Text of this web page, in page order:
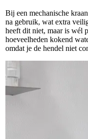
Bij een mechanische
na gebruik, wat extra
heeft dit niet, maar is wél
hoeveelheden kokend
omdat je de hendel niet